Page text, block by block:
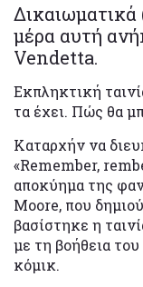
Δικαιωματικά
μέρα αυτή
Vendetta.
Εκπληκτική
τα έχει. Πώς θα
Καταρχήν να
«Remember,
αποκύημα της
Moore, που
βασίστηκε η
με τη βοήθεια
κόμικ.